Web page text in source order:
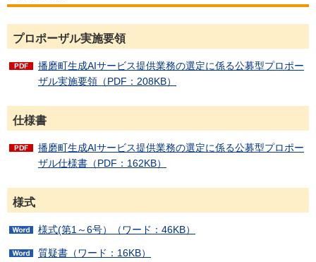
プロポーザル実施要領
播磨町生成AIサービス提供業務の選定に係る公募型プロポー
ザル実施要領（PDF：208KB）
仕様書
播磨町生成AIサービス提供業務の選定に係る公募型プロポー
ザル仕様書（PDF：162KB）
様式
様式(第1～6号）（ワード：46KB）
質疑書（ワード：16KB）